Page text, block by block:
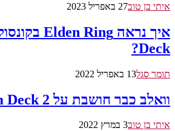
איתי בן טוב27 באפריל 2023
Deck?
תומר סגל13 באפריל 2022
וואלב כבר חושבת על Steam Deck 2
איתי בן טוב3 במרץ 2022